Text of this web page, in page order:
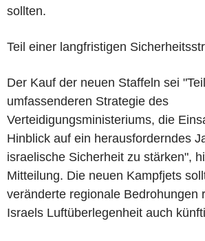
sollten.
Teil einer langfristigen
Der Kauf der neuen Staffeln sei
umfassenderen Strategie des
Verteidigungsministeriums, die
Hinblick auf ein herausforderndes
israelische Sicherheit zu stärken",
Mitteilung. Die neuen Kampfjets
veränderte regionale Bedrohungen
Israels Luftüberlegenheit auch